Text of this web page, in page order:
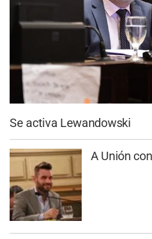
Se activa Lewandowski
A Unión